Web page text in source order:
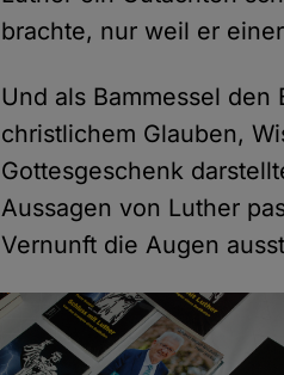
brachte, nur weil er
Und als Bammessel
christlichem Glauben,
Gottesgeschenk
Aussagen von Luther
Vernunft die Augen